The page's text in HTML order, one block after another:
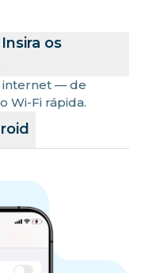
os
internet — de
Wi-Fi rápida.